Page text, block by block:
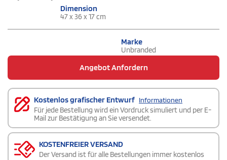
Dimension
47 x 36 x 17 cm
Marke
Unbranded
Angebot Anfordern
Kostenlos grafischer Entwurf Informationen
Für jede Bestellung wird ein Vordruck simuliert und per E-
Mail zur Bestätigung an Sie versendet.
KOSTENFREIER VERSAND
Der Versand ist für alle Bestellungen immer kostenlos